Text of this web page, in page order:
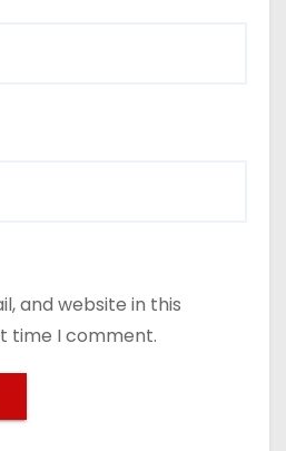
and website in this
time I comment.